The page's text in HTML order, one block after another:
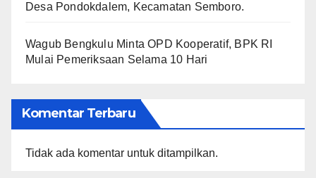
Desa Pondokdalem, Kecamatan Semboro.
Wagub Bengkulu Minta OPD Kooperatif, BPK RI
Mulai Pemeriksaan Selama 10 Hari
Komentar Terbaru
Tidak ada komentar untuk ditampilkan.